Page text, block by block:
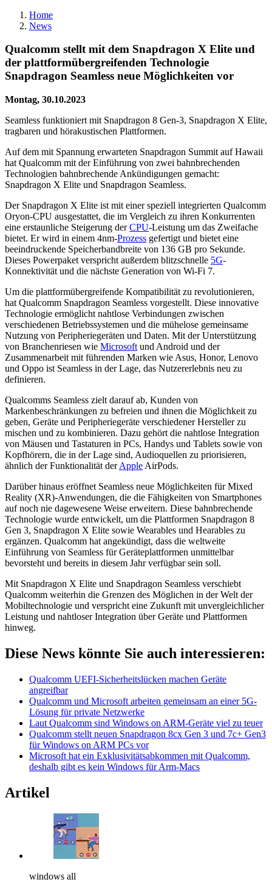
Home
News
Qualcomm stellt mit dem Snapdragon X Elite und
der plattformübergreifenden Technologie
Snapdragon Seamless neue Möglichkeiten vor
Montag, 30.10.2023
Seamless funktioniert mit Snapdragon 8 Gen-3, Snapdragon X Elite,
tragbaren und hörakustischen Plattformen.
Auf dem mit Spannung erwarteten Snapdragon Summit auf Hawaii
hat Qualcomm mit der Einführung von zwei bahnbrechenden
Technologien bahnbrechende Ankündigungen gemacht:
Snapdragon X Elite und Snapdragon Seamless.
Der Snapdragon X Elite ist mit einer speziell integrierten Qualcomm
Oryon-CPU ausgestattet, die im Vergleich zu ihren Konkurrenten
eine erstaunliche Steigerung derCPU-Leistung um das Zweifache
bietet. Er wird in einem 4nm-Prozess gefertigt und bietet eine
beeindruckende Speicherbandbreite von 136 GB pro Sekunde.
Dieses Powerpaket verspricht außerdem blitzschnelle 5G-
Konnektivität und die nächste Generation von Wi-Fi 7.
Um die plattformübergreifende Kompatibilität zu revolutionieren,
hat Qualcomm Snapdragon Seamless vorgestellt. Diese innovative
Technologie ermöglicht nahtlose Verbindungen zwischen
verschiedenen Betriebssystemen und die mühelose gemeinsame
Nutzung von Peripheriegeräten und Daten. Mit der Unterstützung
von Branchenriesen wie Microsoft und Android und der
Zusammenarbeit mit führenden Marken wie Asus, Honor, Lenovo
und Oppo ist Seamless in der Lage, das Nutzererlebnis neu zu
definieren.
Qualcomms Seamless zielt darauf ab, Kunden von
Markenbeschränkungen zu befreien und ihnen die Möglichkeit zu
geben, Geräte und Peripheriegeräte verschiedener Hersteller zu
mischen und zu kombinieren. Dazu gehört die nahtlose Integration
von Mäusen und Tastaturen in PCs, Handys und Tablets sowie von
Kopfhörern, die in der Lage sind, Audioquellen zu priorisieren,
ähnlich der Funktionalität derApple AirPods.
Darüber hinaus eröffnet Seamless neue Möglichkeiten für Mixed
Reality (XR)-Anwendungen, die die Fähigkeiten von Smartphones
auf noch nie dagewesene Weise erweitern. Diese bahnbrechende
Technologie wurde entwickelt, um die Plattformen Snapdragon 8
Gen 3, Snapdragon X Elite sowie Wearables und Hearables zu
ergänzen. Qualcomm hat angekündigt, dass die weltweite
Einführung von Seamless für Geräteplattformen unmittelbar
bevorsteht und bereits in diesem Jahr verfügbar sein soll.
Mit Snapdragon X Elite und Snapdragon Seamless verschiebt
Qualcomm weiterhin die Grenzen des Möglichen in der Welt der
Mobiltechnologie und verspricht eine Zukunft mit unvergleichlicher
Leistung und nahtloser Integration über Geräte und Plattformen
hinweg.
Diese News könnte Sie auch interessieren:
Qualcomm UEFI-Sicherheitslücken machen Geräte
angreifbar
Qualcomm und Microsoft arbeiten gemeinsam an einer 5G-
Lösung für private Netzwerke
Laut Qualcomm sind Windows on ARM-Geräte viel zu teuer
Qualcomm stellt neuen Snapdragon 8cx Gen 3 und 7c+ Gen3
für Windows on ARM PCs vor
Microsoft hat ein Exklusivitätsabkommen mit Qualcomm,
deshalb gibt es kein Windows für Arm-Macs
Artikel
windows all